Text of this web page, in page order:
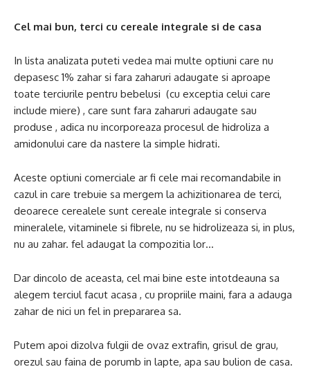
Cel mai bun, terci cu cereale integrale si de casa
In lista analizata puteti vedea mai multe optiuni care nu
depasesc 1% zahar si fara zaharuri adaugate si aproape
toate terciurile pentru bebelusi (cu exceptia celui care
include miere) , care sunt fara zaharuri adaugate sau
produse , adica nu incorporeaza procesul de hidroliza a
amidonului care da nastere la simple hidrati.
Aceste optiuni comerciale ar fi cele mai recomandabile in
cazul in care trebuie sa mergem la achizitionarea de terci,
deoarece cerealele sunt cereale integrale si conserva
mineralele, vitaminele si fibrele, nu se hidrolizeaza si, in plus,
nu au zahar. fel adaugat la compozitia lor…
Dar dincolo de aceasta, cel mai bine este intotdeauna sa
alegem terciul facut acasa , cu propriile maini, fara a adauga
zahar de nici un fel in prepararea sa.
Putem apoi dizolva fulgii de ovaz extrafin, grisul de grau,
orezul sau faina de porumb in lapte, apa sau bulion de casa.